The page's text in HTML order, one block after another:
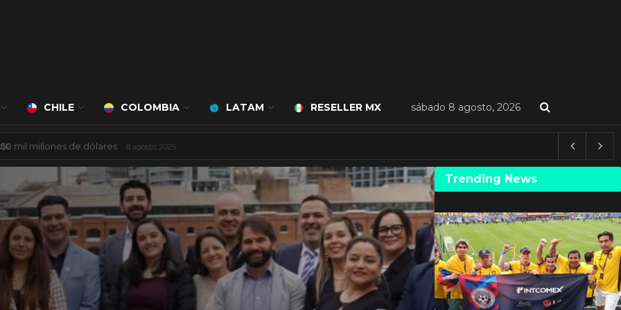
CHILE COLOMBIA LATAM RESELLER MX sábado 8 agosto, 2026
a cargo de Bert Milan 24 marzo, 2026
Trending News